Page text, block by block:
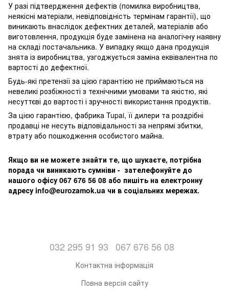
У разі підтвердження дефектів (помилка виробництва,
неякісні матеріали, невідповідність термінам гарантії), що
виникають внаслідок дефектних деталей, матеріалів або
виготовлення, продукція буде замінена на аналогічну наявну
на складі постачальника. У випадку якщо дана продукція
знята із виробництва, узгоджується заміна еквівалентна по
вартості до дефектної.
Будь-які претензії за цією гарантією не приймаються на
невеликі розбіжності з технічними умовами та якістю, які
несуттєві до вартості і зручності використання продуктів.
За цією гарантією, фабрика Tupai, її дилери та роздрібні
продавці не несуть відповідальності за непрямі збитки,
втрату або пошкодження особистого майна.
Якщо ви не можете знайти те, що шукаєте, потрібна
порада чи виникають сумніви - зателефонуйте до
нашого офісу 067 676 56 08 або пишіть на електронну
адресу info@eurozamok.ua чи в соціальних мережах.
032 295 91 93 067 676 56 08
Контактна інформація
Повна версія сайту